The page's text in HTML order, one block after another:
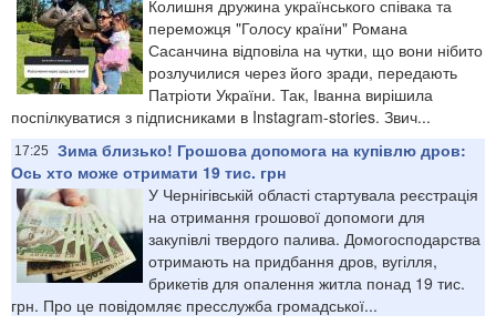
Колишня дружина українського співака та
переможця "Голосу країни" Романа
Сасанчина відповіла на чутки, що вони нібито
розлучилися через його зради, передають
Патріоти України. Так, Іванна вирішила
поспілкуватися з підписниками в Instagram-stories. Звич...
17:25
Зима близько! Грошова допомога на купівлю дров:
Ось хто може отримати 19 тис. грн
У Чернігівській області стартувала реєстрація
на отримання грошової допомоги для
закупівлі твердого палива. Домогосподарства
отримають на придбання дров, вугілля,
брикетів для опалення житла понад 19 тис.
грн. Про це повідомляє пресслужба громадської...